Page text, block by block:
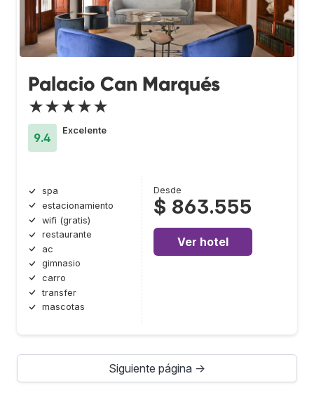
Palacio Can Marqués
★★★★★
9.4
Excelente
spa
estacionamiento
wifi (gratis)
restaurante
ac
gimnasio
carro
transfer
mascotas
Desde
$ 863.555
Ver hotel
Siguiente página →